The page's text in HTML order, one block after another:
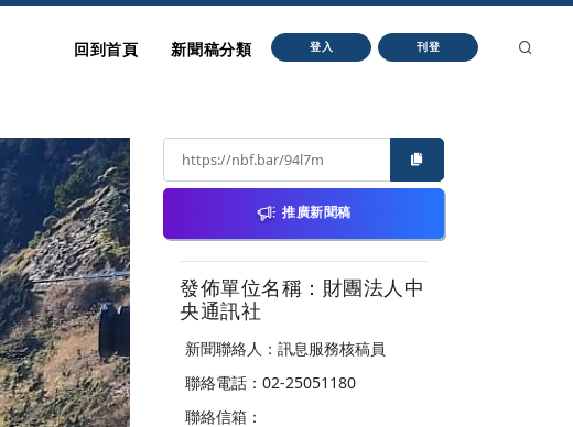
回到首頁 新聞稿分類 登入 刊登
推廣新聞稿
發佈單位名稱：財團法人中
央通訊社
新聞聯絡人：訊息服務核稿員
聯絡電話：02-25051180
聯絡信箱：